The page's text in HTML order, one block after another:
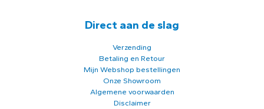
Direct aan de slag
Verzending
Betaling en Retour
Mijn Webshop bestellingen
Onze Showroom
Algemene voorwaarden
Disclaimer